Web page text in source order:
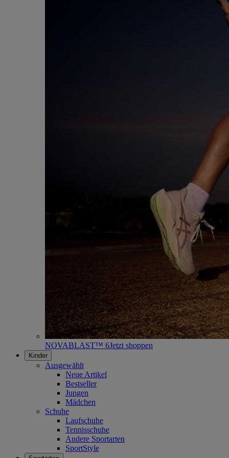
NOVABLAST™ 6Jetzt shoppen
Kinder
Ausgewählt
Neue Artikel
Bestseller
Jungen
Mädchen
Schuhe
Laufschuhe
Tennisschuhe
Andere Sportarten
SportStyle